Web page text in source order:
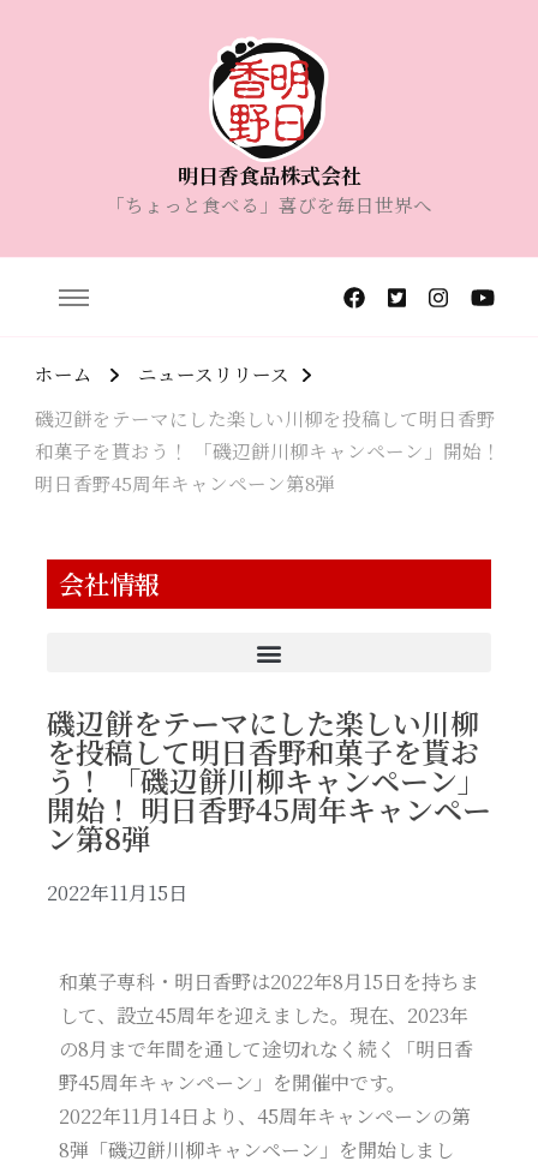
明日香食品株式会社
「ちょっと食べる」喜びを毎日世界へ
ホーム
ニュースリリース
磯辺餅をテーマにした楽しい川柳を投稿して明日香野
和菓子を貰おう！ 「磯辺餅川柳キャンペーン」開始！
明日香野45周年キャンペーン第8弾
会社情報
磯辺餅をテーマにした楽しい川柳
を投稿して明日香野和菓子を貰お
う！ 「磯辺餅川柳キャンペーン」
開始！ 明日香野45周年キャンペー
ン第8弾
2022年11月15日
和菓子専科・明日香野は2022年8月15日を持ちま
して、設立45周年を迎えました。現在、2023年
の8月まで年間を通して途切れなく続く「明日香
野45周年キャンペーン」を開催中です。
2022年11月14日より、45周年キャンペーンの第
8弾「磯辺餅川柳キャンペーン」を開始しまし